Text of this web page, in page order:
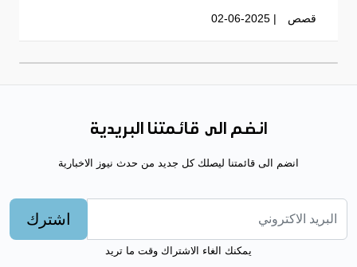
قصص | 02-06-2025
انضم الى قائمتنا البريدية
انضم الى قائمتنا ليصلك كل جديد من حدث نيوز الاخبارية
اشترك
يمكنك الغاء الاشتراك وقت ما تريد